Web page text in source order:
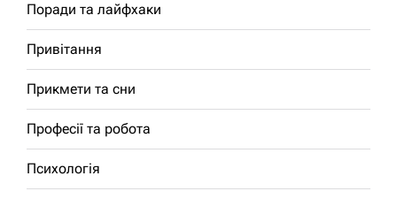
Поради та лайфхаки
Привітання
Прикмети та сни
Професії та робота
Психологія